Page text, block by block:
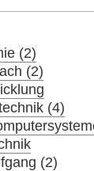
(2)
(2)
(4)
(2)